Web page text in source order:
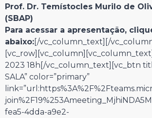
Prof. Dr. Temístocles Murilo de
(SBAP)
Para acessar a apresentação,
abaixo:[/vc_column_text][/
2023 18h[/vc_column_text][vc_btn
SALA” color=”primary”
fea5-4dda-a9e2-